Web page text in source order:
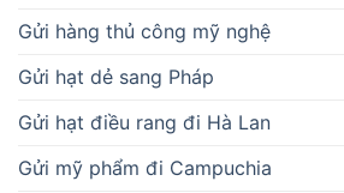
Gửi hàng thủ công mỹ nghệ
Gửi hạt dẻ sang Pháp
Gửi hạt điều rang đi Hà Lan
Gửi mỹ phẩm đi Campuchia